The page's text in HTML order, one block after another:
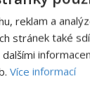
několikrát.
reklam a
stránek také
Více informací